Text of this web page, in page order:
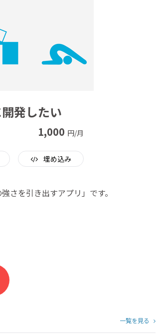
発したい
1,000 円/月
埋め込み
さを引き出すアプリ」です。
一覧を見る